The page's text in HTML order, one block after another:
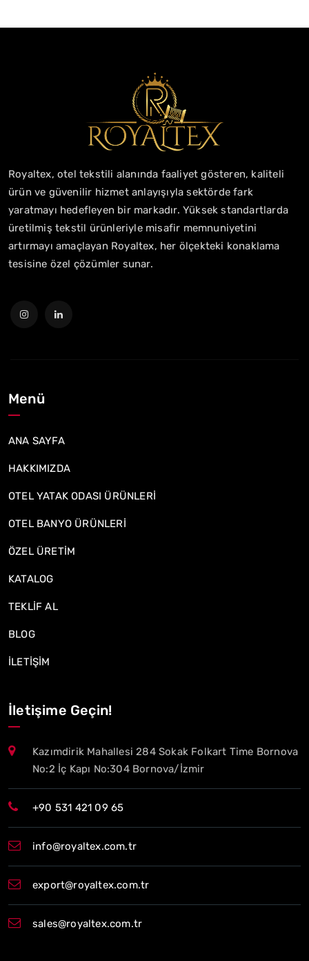
Royaltex, otel tekstili alanında faaliyet gösteren, kaliteli
ürün ve güvenilir hizmet anlayışıyla sektörde fark
yaratmayı hedefleyen bir markadır. Yüksek standartlarda
üretilmiş tekstil ürünleriyle misafir memnuniyetini
artırmayı amaçlayan Royaltex, her ölçekteki konaklama
tesisine özel çözümler sunar.
Menü
ANA SAYFA
HAKKIMIZDA
OTEL YATAK ODASI ÜRÜNLERİ
OTEL BANYO ÜRÜNLERİ
ÖZEL ÜRETİM
KATALOG
TEKLİF AL
BLOG
İLETİŞİM
İletişime Geçin!
Kazımdirik Mahallesi 284 Sokak Folkart Time Bornova
No:2 İç Kapı No:304 Bornova/İzmir
+90 531 421 09 65
info@royaltex.com.tr
export@royaltex.com.tr
sales@royaltex.com.tr